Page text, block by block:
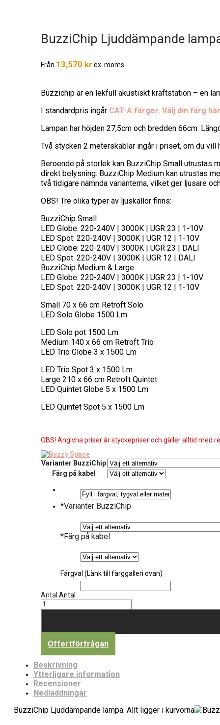
BuzziChip Ljuddämpande
Från 13,570 kr ex. moms
Buzzichip är en lekfull akustiskt kraftstation – en
I standardpris ingår CAT-A färger. Välj din färg
Lampan har höjden 27,5cm och bredden 66cm.
Två stycken 2 meterskablar ingår i priset, om du
Beroende på storlek kan BuzziChip Small utrustas
direkt belysning. BuzziChip Medium kan utrustas
två tidigare nämnda varianterna, vilket ger ljusare
OBS! Tre olika typer av ljuskällor finns:
BuzziChip Small
LED Globe: 220-240V | 3000K | UGR 23 | 1-10V
LED Spot: 220-240V | 3000K | UGR 12 | 1-10V
LED Globe: 220-240V | 3000K | UGR 23 | DALI
LED Spot: 220-240V | 3000K | UGR 12 | DALI
BuzziChip Medium & Large
LED Globe: 220-240V | 3000K | UGR 23 | 1-10V
LED Spot: 220-240V | 3000K | UGR 12 | 1-10V
Small 70 x 66 cm Retroft Solo
LED Solo Globe 1500 Lm
LED Solo pot 1500 Lm
Medium 140 x 66 cm Retroft Trio
LED Trio Globe 3 x 1500 Lm
LED Trio Spot 3 x 1500 Lm
Large 210 x 66 cm Retroft Quintet
LED Quintet Globe 5 x 1500 Lm
LED Quintet Spot 5 x 1500 Lm
OBS! Angivna priser är styckepriser och gäller alltid
Varianter BuzziChip
Färg på kabel
*Varianter BuzziChip
*Färg på kabel
Färgval (Länk till färggalleri ovan)
Antal Antal
Offertförfrågan
Beskrivning
Ytterligare information
Recensioner
Nedladdningar
BuzziChip Ljuddämpande lampa: Allt ligger i kurvorna